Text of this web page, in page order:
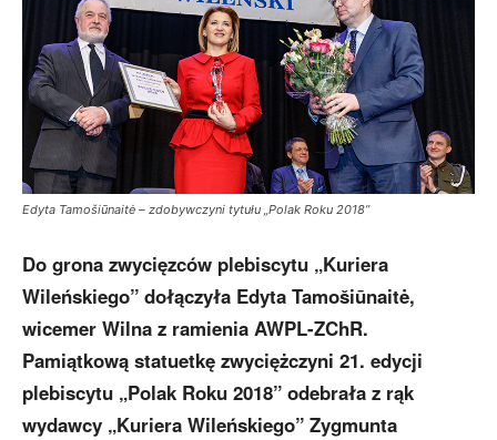
Edyta Tamošiūnaitė – zdobywczyni tytułu „Polak Roku 2018”
Do grona zwycięzców plebiscytu „Kuriera
Wileńskiego” dołączyła Edyta Tamošiūnaitė,
wicemer Wilna z ramienia AWPL-ZChR.
Pamiątkową statuetkę zwyciężczyni 21. edycji
plebiscytu „Polak Roku 2018” odebrała z rąk
wydawcy „Kuriera Wileńskiego” Zygmunta